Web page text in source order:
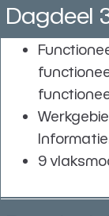
Dagdeel
9